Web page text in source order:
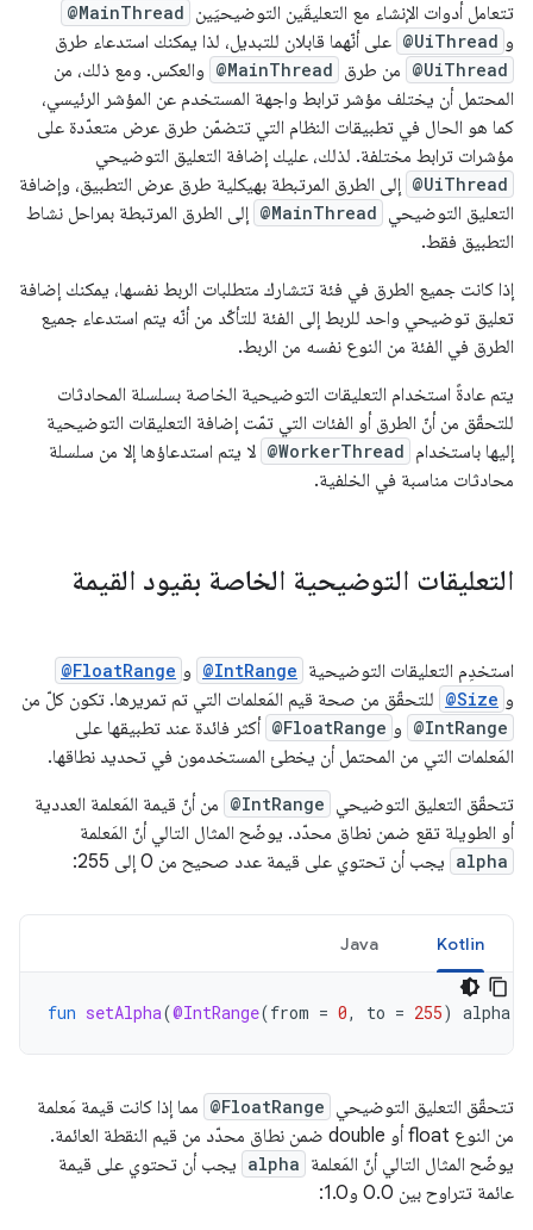
تتعامل أدوات الإنشاء مع التعليقَين التوضيحيَين @MainThread
و @UiThread على أنّهما قابلان للتبديل، لذا يمكنك استدعاء طرق
@UiThread من طرق @MainThread والعكس. ومع ذلك، من
المحتمل أن يختلف مؤشر ترابط واجهة المستخدم عن المؤشر الرئيسي،
كما هو الحال في تطبيقات النظام التي تتضمّن طرق عرض متعدّدة على
مؤشرات ترابط مختلفة. لذلك، عليك إضافة التعليق التوضيحي
@UiThread إلى الطرق المرتبطة بهيكلية طرق عرض التطبيق، وإضافة
التعليق التوضيحي @MainThread إلى الطرق المرتبطة بمراحل نشاط
التطبيق فقط.
إذا كانت جميع الطرق في فئة تتشارك متطلبات الربط نفسها، يمكنك إضافة
تعليق توضيحي واحد للربط إلى الفئة للتأكّد من أنّه يتم استدعاء جميع
الطرق في الفئة من النوع نفسه من الربط.
يتم عادةً استخدام التعليقات التوضيحية الخاصة بسلسلة المحادثات
للتحقّق من أنّ الطرق أو الفئات التي تمّت إضافة التعليقات التوضيحية
إليها باستخدام @WorkerThread لا يتم استدعاؤها إلا من سلسلة
محادثات مناسبة في الخلفية.
التعليقات التوضيحية الخاصة بقيود القيمة
استخدِم التعليقات التوضيحية @IntRange و @FloatRange
و @Size للتحقّق من صحة قيم المَعلمات التي تم تمريرها. تكون كلّ من
@IntRange و @FloatRange أكثر فائدة عند تطبيقها على
المَعلمات التي من المحتمل أن يخطئ المستخدمون في تحديد نطاقها.
تتحقّق التعليق التوضيحي @IntRange من أنّ قيمة المَعلمة العددية
أو الطويلة تقع ضمن نطاق محدّد. يوضّح المثال التالي أنّ المَعلمة
alpha يجب أن تحتوي على قيمة عدد صحيح من 0 إلى 255:
Kotlin
Java
fun setAlpha(@IntRange(from = 0, to = 255) alpha
تتحقّق التعليق التوضيحي @FloatRange مما إذا كانت قيمة مَعلمة
من النوع float أو double ضمن نطاق محدّد من قيم النقطة العائمة.
يوضّح المثال التالي أنّ المَعلمة alpha يجب أن تحتوي على قيمة
عائمة تتراوح بين 0.0 و1.0: